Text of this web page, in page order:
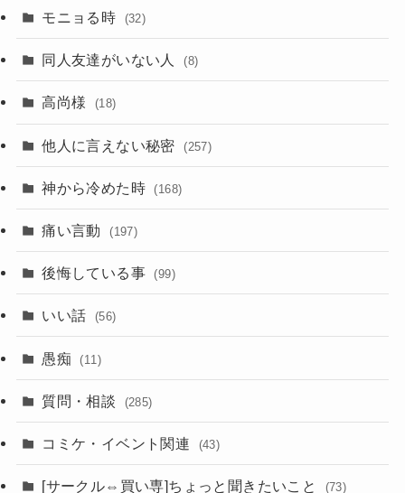
モニョる時 (32)
同人友達がいない人 (8)
高尚様 (18)
他人に言えない秘密 (257)
神から冷めた時 (168)
痛い言動 (197)
後悔している事 (99)
いい話 (56)
愚痴 (11)
質問・相談 (285)
コミケ・イベント関連 (43)
[サークル⇔買い専]ちょっと聞きたいこと (73)